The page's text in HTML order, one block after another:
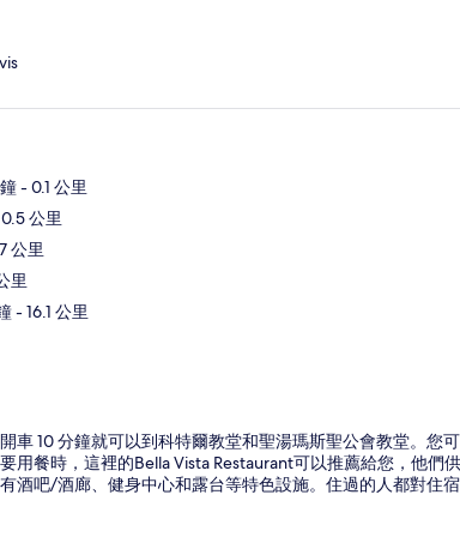
- 0.1 公里
公里
公里
里
- 16.1 公里
車 10 分鐘就可以到科特爾教堂和聖湯瑪斯聖公會教堂。您
用餐時，這裡的Bella Vista Restaurant可以推薦給您，他們
酒吧/酒廊、健身中心和露台等特色設施。住過的人都對住宿